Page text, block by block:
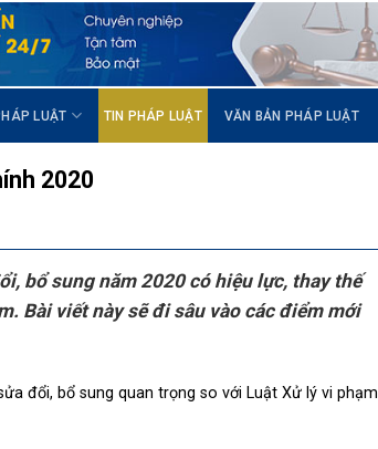
LUẬT TIN PHÁP LUẬT VĂN BẢN PHÁP LUẬT
2020
bổ sung năm 2020 có hiệu lực, thay thế
Bài viết này sẽ đi sâu vào các điểm mới
đổi, bổ sung quan trọng so với Luật Xử lý vi phạm